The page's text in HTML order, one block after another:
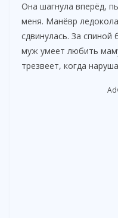
Она шагнула вперёд,
меня. Манёвр
сдвинулась. За
муж умеет любить
трезвеет, когда